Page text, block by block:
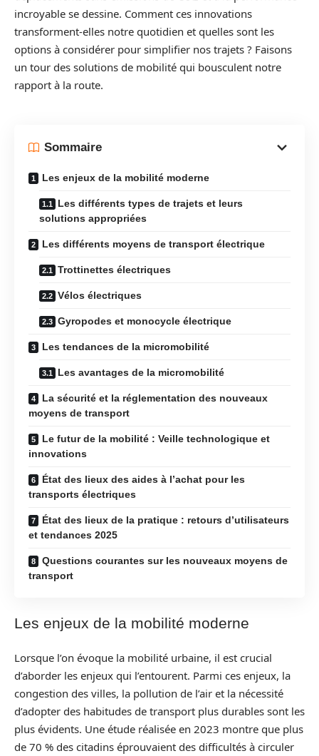
incroyable se dessine. Comment ces innovations
transforment-elles notre quotidien et quelles sont les
options à considérer pour simplifier nos trajets ? Faisons
un tour des solutions de mobilité qui bousculent notre
rapport à la route.
Sommaire
Les enjeux de la mobilité moderne
Les différents types de trajets et leurs
solutions appropriées
Les différents moyens de transport électrique
Trottinettes électriques
Vélos électriques
Gyropodes et monocycle électrique
Les tendances de la micromobilité
Les avantages de la micromobilité
La sécurité et la réglementation des nouveaux
moyens de transport
Le futur de la mobilité : Veille technologique et
innovations
État des lieux des aides à l’achat pour les
transports électriques
État des lieux de la pratique : retours d’utilisateurs
et tendances 2025
Questions courantes sur les nouveaux moyens de
transport
Les enjeux de la mobilité moderne
Lorsque l’on évoque la mobilité urbaine, il est crucial
d’aborder les enjeux qui l’entourent. Parmi ces enjeux, la
congestion des villes, la pollution de l’air et la nécessité
d’adopter des habitudes de transport plus durables sont les
plus évidents. Une étude réalisée en 2023 montre que plus
de 70 % des citadins éprouvaient des difficultés à circuler